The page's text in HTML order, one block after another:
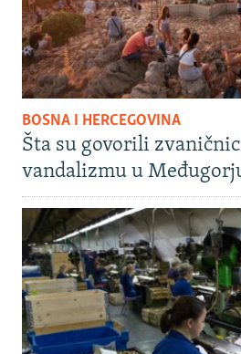
BOSNA I HERCEGOVINA
Šta su govorili
vandalizmu u